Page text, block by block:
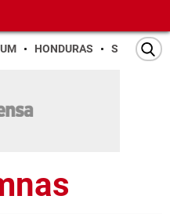
HONDURAS SAN PEDRO